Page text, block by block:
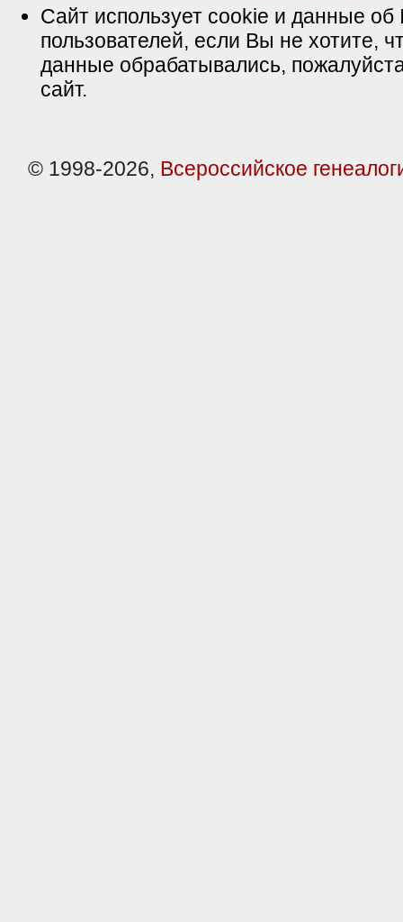
Сайт использует cookie и данные об
пользователей, если Вы не хотите,
данные обрабатывались,
сайт.
© 1998-2026, Всероссийское